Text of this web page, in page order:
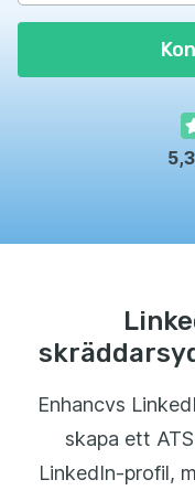
Enhancvs
skapa ett
LinkedIn-profil,